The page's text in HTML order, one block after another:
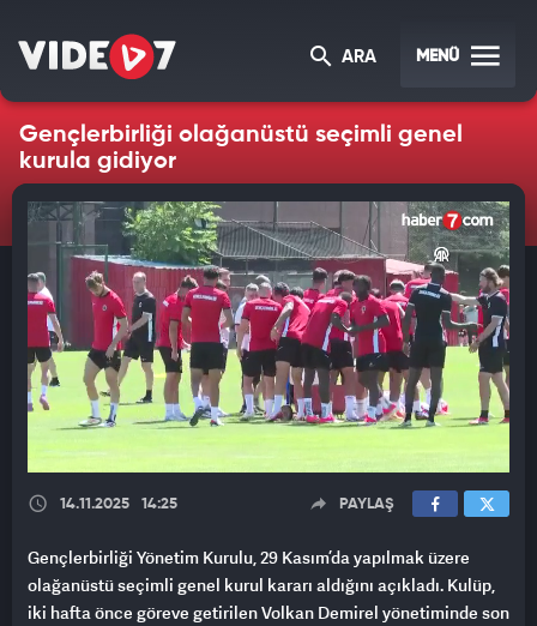
ARA MENÜ
Gençlerbirliği olağanüstü seçimli genel
kurula gidiyor
14.11.2025 14:25 PAYLAŞ
Gençlerbirliği Yönetim Kurulu, 29 Kasım’da yapılmak üzere
olağanüstü seçimli genel kurul kararı aldığını açıkladı. Kulüp,
iki hafta önce göreve getirilen Volkan Demirel yönetiminde son